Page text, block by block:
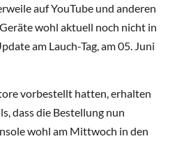
auf YouTube und anderen
wohl aktuell noch nicht in
am Lauch-Tag, am 05. Juni
vorbestellt hatten, erhalten
dass die Bestellung nun
wohl am Mittwoch in den